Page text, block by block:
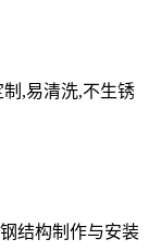
,易清洗,不生锈
结构制作与安装